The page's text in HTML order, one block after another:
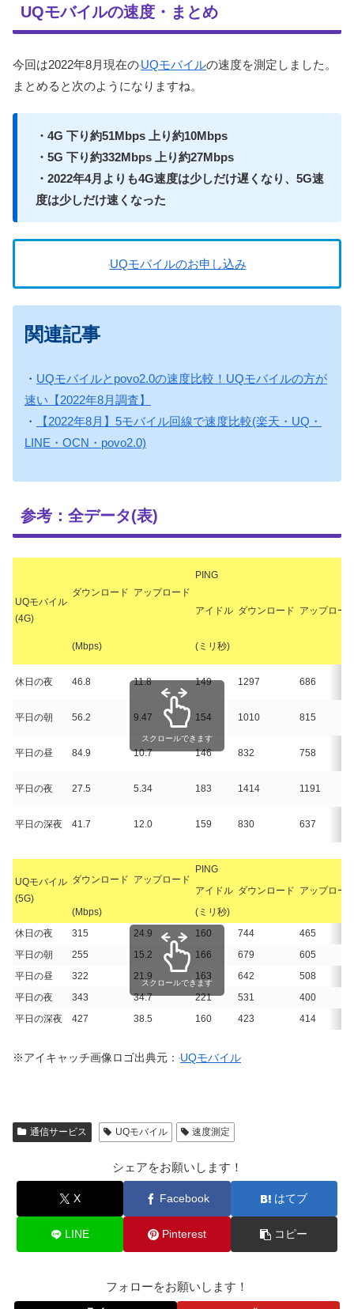
UQモバイルの速度・まとめ
今回は2022年8月現在のUQモバイルの速度を測定しました。
まとめると次のようになりますね。
・4G 下り約51Mbps 上り約10Mbps
・5G 下り約332Mbps 上り約27Mbps
・2022年4月よりも4G速度は少しだけ遅くなり、5G速
度は少しだけ速くなった
UQモバイルのお申し込み
関連記事
・ UQモバイルとpovo2.0の速度比較！UQモバイルの方が
速い【2022年8月調査】
・
【2022年8月】5モバイル回線で速度比較(楽天・UQ・
LINE・OCN・povo2.0)
参考：全データ(表)
UQモバイル
(4G)
ダウンロード アップロード
PING
アイドル ダウンロード アップロー
(Mbps) (ミリ秒)
休日の夜 46.8 11.8 149 1297 686
平日の朝 56.2 9.47 154 1010 815
平日の昼 84.9 10.7 146 832 758
平日の夜 27.5 5.34 183 1414 1191
平日の深夜 41.7 12.0 159 830 637
スクロールできます
UQモバイル
(5G)
ダウンロード アップロード
PING
アイドル ダウンロード アップロー
(Mbps)
(ミリ秒)
休日の夜
315 24.9 160 744
465
平日の朝
255 15.2 166 679
605
平日の昼
322 21.9 163 642
508
平日の夜
343 34.7 221 531
400
平日の深夜
427 38.5 160 423 414
スクロールできます
※アイキャッチ画像ロゴ出典元： UQモバイル
通信サービス UQモバイル 速度測定
シェアをお願いします！
X Facebook はてブ
LINE Pinterest コピー
フォローをお願いします！